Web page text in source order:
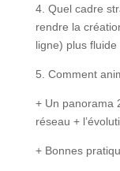
4. Quel cadre
rendre la
ligne) plus
5. Comment
+ Un panorama
réseau +
+ Bonnes